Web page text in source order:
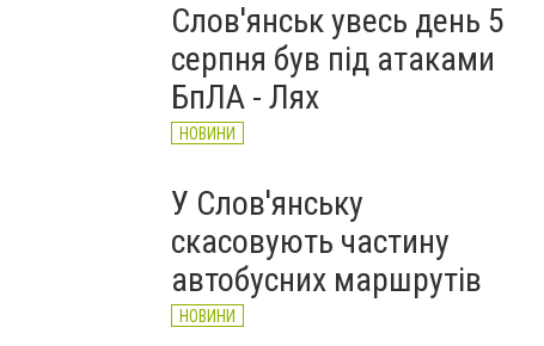
Слов'янськ увесь день 5
серпня був під атаками
БпЛА - Лях
НОВИНИ
У Слов'янську
скасовують частину
автобусних маршрутів
НОВИНИ